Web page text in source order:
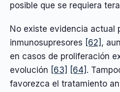
posible que se requiera
No existe evidencia actual
inmunosupresores [62] ,
en casos de proliferación
evolución [63] [64] .
favorezca el tratamiento